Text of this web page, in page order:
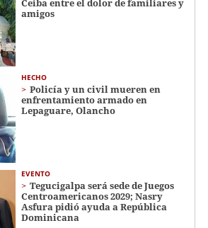
Ceiba entre el dolor de familiares y
amigos
HECHO
Policía y un civil mueren en
enfrentamiento armado en
Lepaguare, Olancho
EVENTO
Tegucigalpa será sede de Juegos
Centroamericanos 2029; Nasry
Asfura pidió ayuda a República
Dominicana